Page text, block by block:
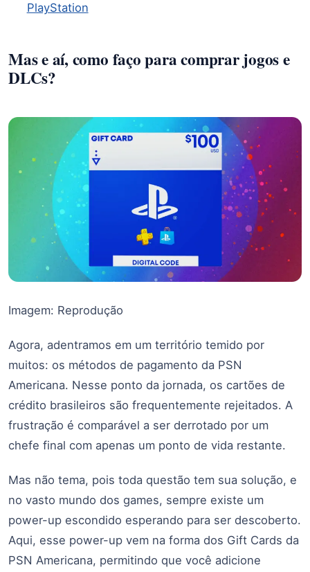
PlayStation
Mas e aí, como faço para comprar jogos e
DLCs?
Imagem: Reprodução
Agora, adentramos em um território temido por
muitos: os métodos de pagamento da PSN
Americana. Nesse ponto da jornada, os cartões de
crédito brasileiros são frequentemente rejeitados. A
frustração é comparável a ser derrotado por um
chefe final com apenas um ponto de vida restante.
Mas não tema, pois toda questão tem sua solução, e
no vasto mundo dos games, sempre existe um
power-up escondido esperando para ser descoberto.
Aqui, esse power-up vem na forma dos Gift Cards da
PSN Americana, permitindo que você adicione